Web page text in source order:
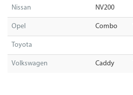
Nissan NV200
Opel Combo
Toyota
Volkswagen Caddy